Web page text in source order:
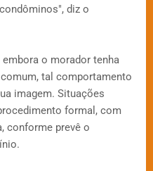
diz o
o morador tenha
tal comportamento
imagem. Situações
formal, com
conforme prevê o